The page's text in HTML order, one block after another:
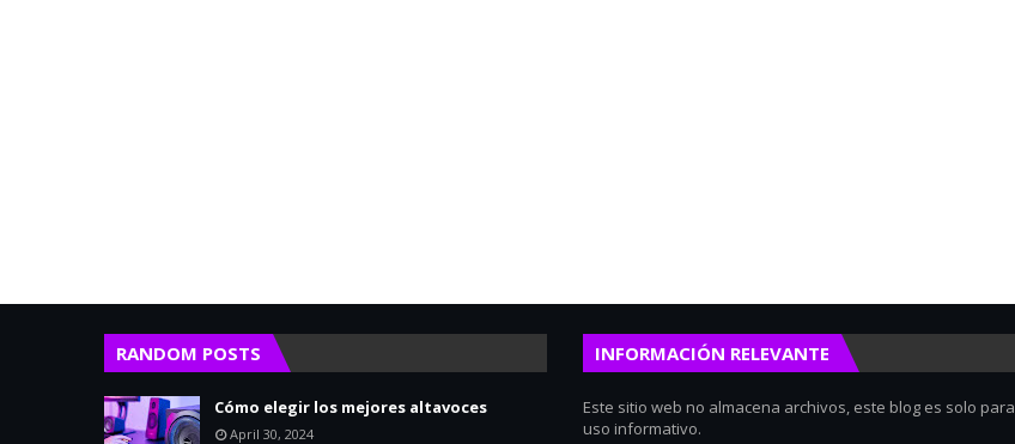
RANDOM POSTS
Cómo elegir los mejores altavoces
April 30, 2024
INFORMACIÓN RELEVANTE
Este sitio web no almacena archivos, este blog es solo para
uso informativo.